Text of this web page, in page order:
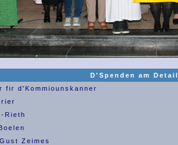
D'Spenden am Detail
fir d'Kommiounskanner
Rieth
Zeimes